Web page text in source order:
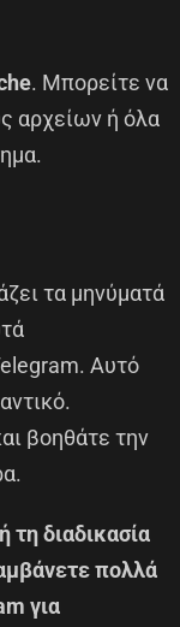
. Μπορείτε να
αρχείων ή όλα
τα μηνύματά
Αυτό
βοηθάτε την
τη διαδικασία
πολλά
για